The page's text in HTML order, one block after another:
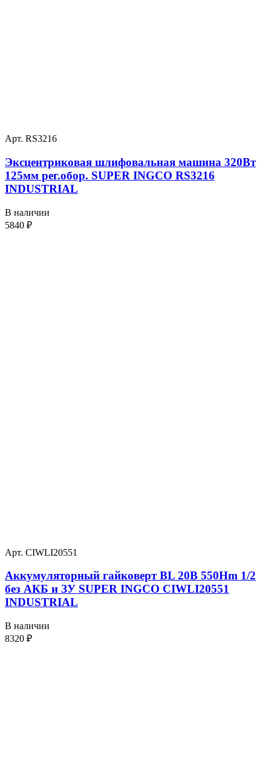
Арт. RS3216
Эксцентриковая шлифовальная машина 320Вт
125мм рег.обор. SUPER INGCO RS3216
INDUSTRIAL
В наличии
5840 ₽
Арт. CIWLI20551
Аккумуляторный гайковерт BL 20В 550Hm 1/2
без АКБ и ЗУ SUPER INGCO CIWLI20551
INDUSTRIAL
В наличии
8320 ₽